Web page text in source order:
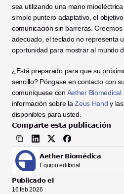
sea utilizando una mano
simple puntero adaptativo, el
comunicación sin barreras.
adecuado, el teclado no representa
oportunidad para mostrar al mundo
¿Está preparado para que su
sencillo? Póngase en contacto con
comuníquese con Aether Biomedical
información sobre la Zeus Hand y
disponibles para usted.
Comparte esta publicación
Aether Biomédica
Equipo editorial
Publicado el
16 feb 2026